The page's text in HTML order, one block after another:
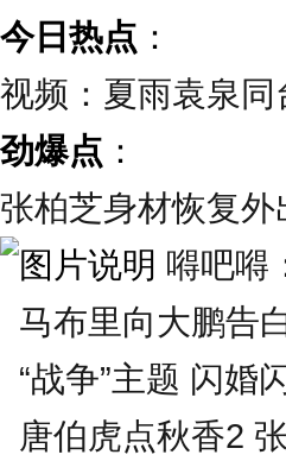
今日热点 ：
视频：夏雨袁泉
劲爆点 ：
张柏芝身材恢复
嘚吧嘚
马布里向大鹏告
“战争”主题 闪婚
唐伯虎点秋香2